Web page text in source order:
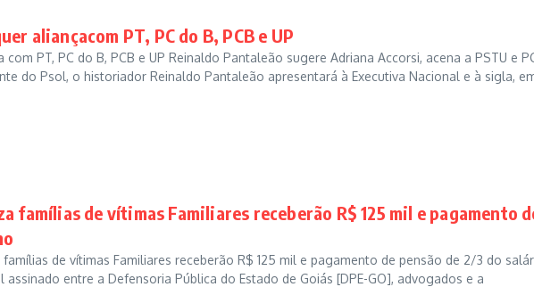
aliançacom PT, PC do B, PCB e UP
PT, PC do B, PCB e UP Reinaldo Pantaleão sugere Adriana Accorsi, acena a PSTU e
do Psol, o historiador Reinaldo Pantaleão apresentará à Executiva Nacional e à sigla,
famílias de vítimas Familiares receberão R$ 125 mil e pagamento
de vítimas Familiares receberão R$ 125 mil e pagamento de pensão de 2/3 do
entre a Defensoria Pública do Estado de Goiás [DPE-GO], advogados e a